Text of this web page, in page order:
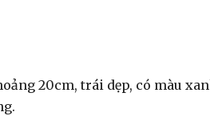
20cm, trái dẹp, có màu